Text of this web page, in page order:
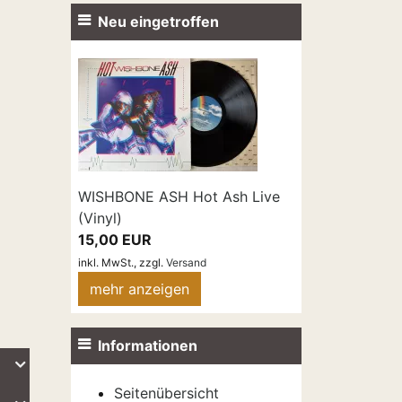
Neu eingetroffen
WISHBONE ASH Hot Ash Live
(Vinyl)
15,00 EUR
inkl. MwSt.,zzgl. Versand
mehr anzeigen
Informationen
Seitenübersicht